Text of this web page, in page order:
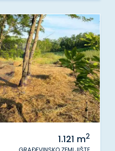
1.121 m2